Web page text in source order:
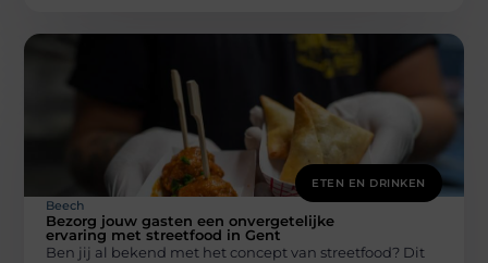
ETEN EN DRINKEN
Beech
Bezorg jouw gasten een onvergetelijke
ervaring met streetfood in Gent
Ben jij al bekend met het concept van streetfood? Dit